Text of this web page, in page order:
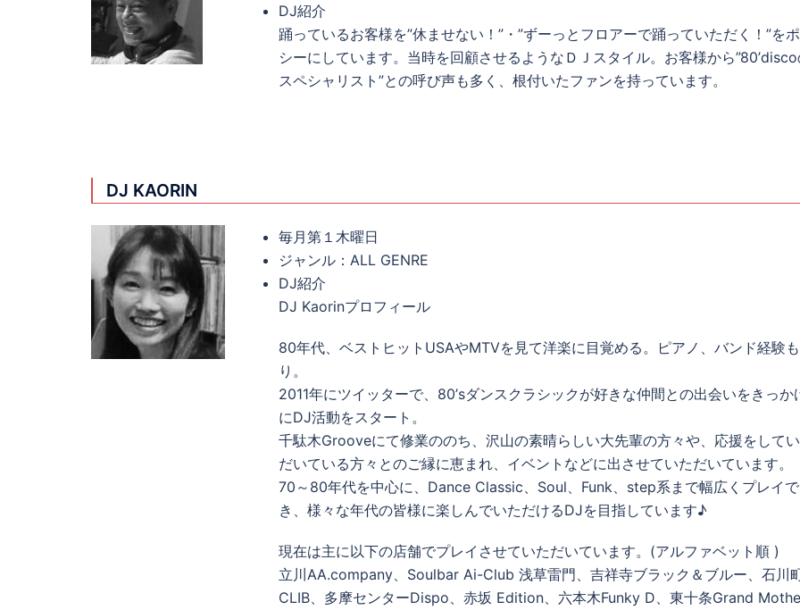
DJ紹介
踊っているお客様を”休ませない！”・”ずーっとフロアーで踊っていただく！”を
シーにしています。当時を回顧させるようなＤＪスタイル。お客様から
スペシャリスト”との呼び声も多く、根付いたファンを持っています。
DJ KAORIN
毎月第１木曜日
ジャンル：ALL GENRE
DJ紹介
DJ Kaorinプロフィール
80年代、ベストヒットUSAやMTVを見て洋楽に目覚める。ピアノ、バンド経験
り。
2011年にツイッターで、80’sダンスクラシックが好きな仲間との出会いをきっか
にDJ活動をスタート。
千駄木Grooveにて修業ののち、沢山の素晴らしい大先輩の方々や、応援をして
だいている方々とのご縁に恵まれ、イベントなどに出させていただいています。
70～80年代を中心に、Dance Classic、Soul、Funk、step系まで幅広くプレイで
き、様々な年代の皆様に楽しんでいただけるDJを目指しています♪
現在は主に以下の店舗でプレイさせていただいています。(アルファベット順 )
立川AA.company、Soulbar Ai-Club 浅草雷門、吉祥寺ブラック＆ブルー、石川
CLIB、多摩センターDispo、赤坂 Edition、六本木Funky D、東十条Grand